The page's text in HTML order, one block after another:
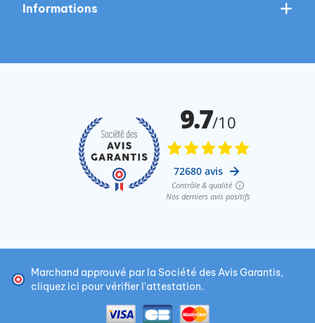
Informations
Marchand approuvé par la Société des Avis Garantis,
cliquez ici pour vérifier l'attestation.